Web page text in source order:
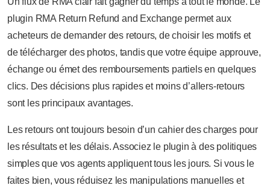
plugin RMA Return Refund and Exchange permet aux
acheteurs de demander des retours, de choisir les motifs et
de télécharger des photos, tandis que votre équipe approuve,
échange ou émet des remboursements partiels en quelques
clics. Des décisions plus rapides et moins d’allers-retours
sont les principaux avantages.
Les retours ont toujours besoin d’un cahier des charges pour
les résultats et les délais. Associez le plugin à des politiques
simples que vos agents appliquent tous les jours. Si vous le
faites bien, vous réduisez les manipulations manuelles et